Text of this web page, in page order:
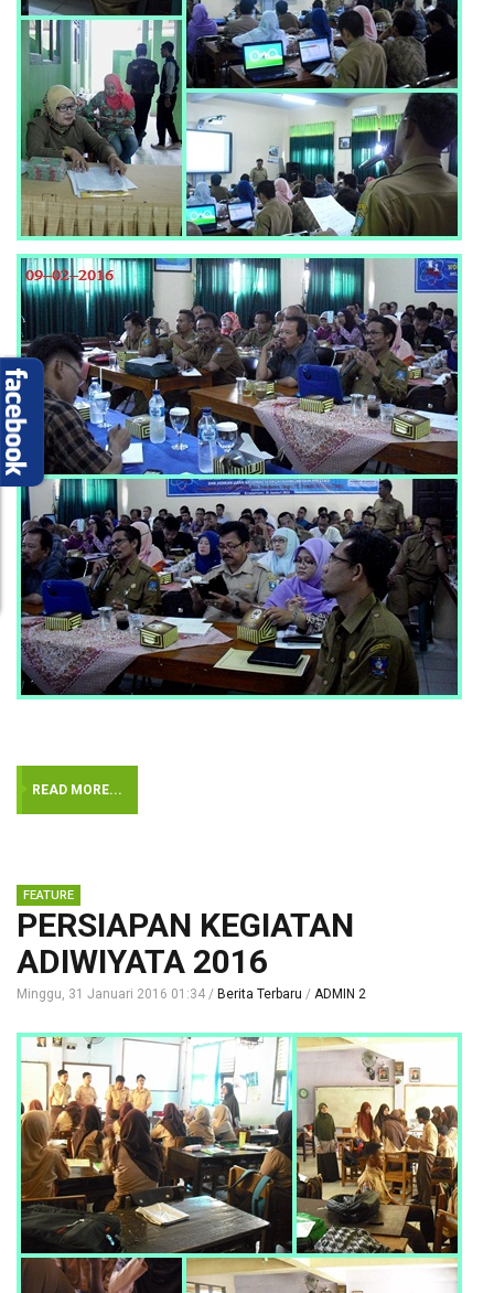
READ MORE...
PERSIAPAN KEGIATAN
ADIWIYATA 2016
Minggu, 31 Januari 2016 01:34 Berita Terbaru ADMIN 2